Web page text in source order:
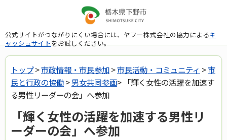
公式サイトがつながりにくい場合には、ヤフー株式会社の協力によるキ
ャッシュサイトをお試しください。
トップ>市政情報・市民参加>市民活動・コミュニティ >市
民と行政の協働>男女共同参画> 「輝く女性の活躍を加速す
る男性リーダーの会」へ参加
「輝く女性の活躍を加速する男性リ
ーダーの会」へ参加